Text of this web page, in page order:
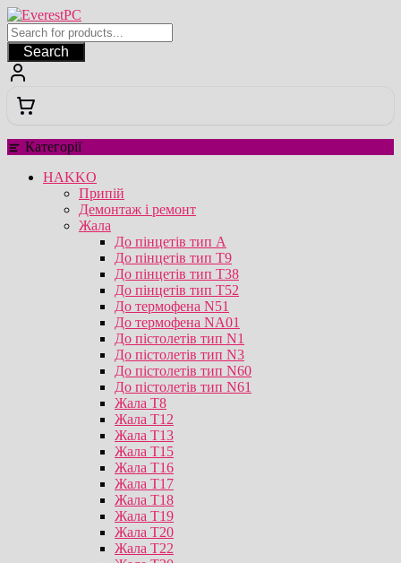
Перейти
до
вмісту
Search
Категорії
HAKKO
Припій
Демонтаж і ремонт
Жала
До пінцетів тип А
До пінцетів тип T9
До пінцетів тип T38
До пінцетів тип T52
До термофена N51
До термофена NA01
До пістолетів тип N1
До пістолетів тип N3
До пістолетів тип N60
До пістолетів тип N61
Жала T8
Жала T12
Жала T13
Жала T15
Жала T16
Жала T17
Жала T18
Жала T19
Жала T20
Жала T22